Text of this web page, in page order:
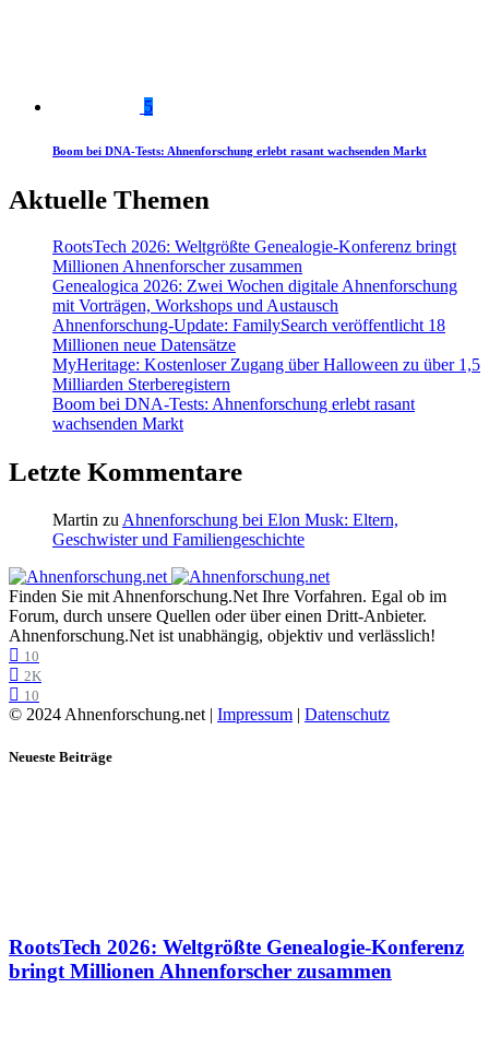
5
Boom bei DNA-Tests: Ahnenforschung erlebt rasant wachsenden Markt
Aktuelle Themen
RootsTech 2026: Weltgrößte Genealogie-Konferenz bringt
Millionen Ahnenforscher zusammen
Genealogica 2026: Zwei Wochen digitale Ahnenforschung
mit Vorträgen, Workshops und Austausch
Ahnenforschung-Update: FamilySearch veröffentlicht 18
Millionen neue Datensätze
MyHeritage: Kostenloser Zugang über Halloween zu über 1,5
Milliarden Sterberegistern
Boom bei DNA-Tests: Ahnenforschung erlebt rasant
wachsenden Markt
Letzte Kommentare
Martin zu Ahnenforschung bei Elon Musk: Eltern,
Geschwister und Familiengeschichte
Finden Sie mit Ahnenforschung.Net Ihre Vorfahren. Egal ob im
Forum, durch unsere Quellen oder über einen Dritt-Anbieter.
Ahnenforschung.Net ist unabhängig, objektiv und verlässlich!
10
2K
10
© 2024 Ahnenforschung.net | Impressum | Datenschutz
Neueste Beiträge
RootsTech 2026: Weltgrößte Genealogie-Konferenz
bringt Millionen Ahnenforscher zusammen